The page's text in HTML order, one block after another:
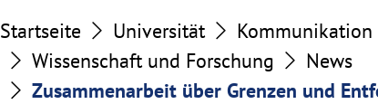
Startseite Universität Kommunikation
Wissenschaft und Forschung
News
Zusammenarbeit über Grenzen und